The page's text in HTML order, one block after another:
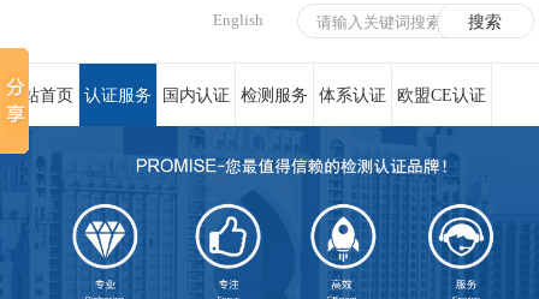
English
网站首页 认证服务 国内认证 检测服务 体系认证 欧盟CE认证
荣誉资质 在线服务 新闻资讯 关于我们